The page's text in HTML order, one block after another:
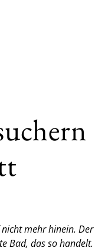
mehr hinein. Der
Bad, das so handelt.